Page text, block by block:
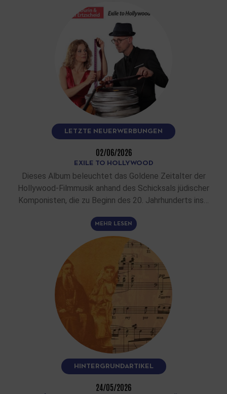
LETZTE NEUERWERBUNGEN
02/06/2026
EXILE TO HOLLYWOOD
Dieses Album beleuchtet das Goldene Zeitalter der
Hollywood-Filmmusik anhand des Schicksals jüdischer
Komponisten, die zu Beginn des 20. Jahrhunderts ins…
MEHR LESEN
HINTERGRUNDARTIKEL
24/05/2026